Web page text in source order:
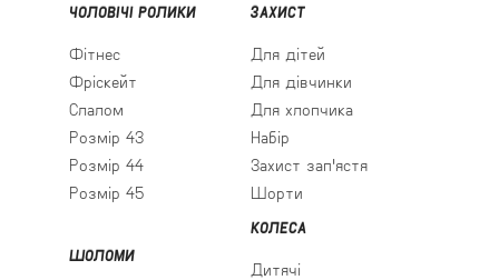
ЧОЛОВІЧІ РОЛИКИ
Фітнес
Фріскейт
Слалом
Розмір 43
Розмір 44
Розмір 45
ЗАХИСТ
Для дітей
Для дівчинки
Для хлопчика
Набір
Захист зап'ястя
Шорти
ШОЛОМИ
КОЛЕСА
Дитячі